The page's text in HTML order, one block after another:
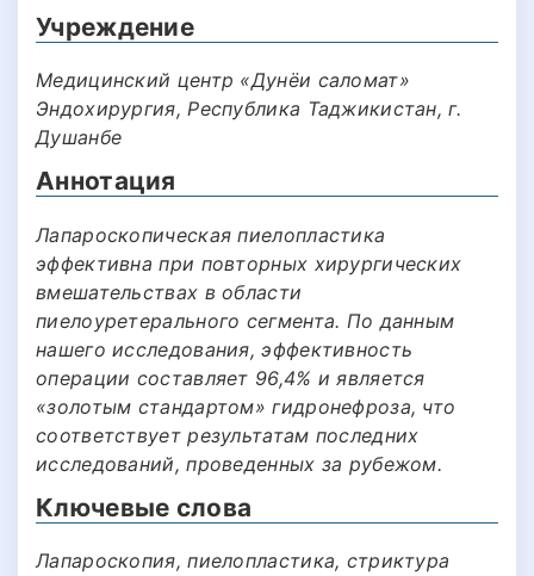
Учреждение
Медицинский центр «Дунёи саломат»
Эндохирургия, Республика Таджикистан, г.
Душанбе
Аннотация
Лапароскопическая пиелопластика
эффективна при повторных хирургических
вмешательствах в области
пиелоуретерального сегмента. По данным
нашего исследования, эффективность
операции составляет 96,4% и является
«золотым стандартом» гидронефроза, что
соответствует результатам последних
исследований, проведенных за рубежом.
Ключевые слова
Лапароскопия, пиелопластика, стриктура